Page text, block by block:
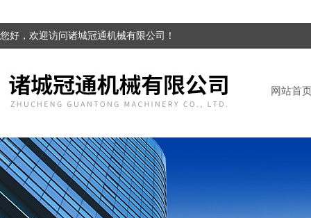
您好，欢迎访问诸城冠通机械有限公司！
网站首